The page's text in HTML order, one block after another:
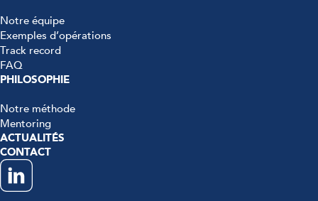
Notre équipe
Exemples d’opérations
Track record
FAQ
PHILOSOPHIE
Notre méthode
Mentoring
ACTUALITÉS
CONTACT